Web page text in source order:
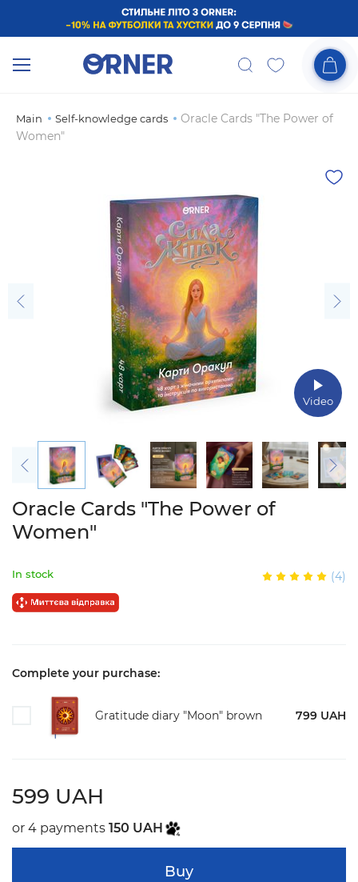
Main Self-knowledge cards
Oracle Cards "The Power of
Women"
Video
Oracle Cards "The Power of
Women"
In stock (4)
Complete your purchase:
Gratitude diary "Moon" brown 799 UAH
599 UAH
or 4 payments 150 UAH
Buy